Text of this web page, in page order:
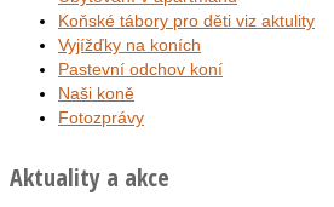
Koňské tábory pro děti viz aktulity
Vyjížďky na koních
Pastevní odchov koní
Naši koně
Fotozprávy
Aktuality a akce